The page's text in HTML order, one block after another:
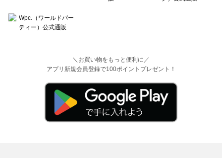
＼お買い物をもっと便利に／
アプリ新規会員登録で100ポイントプレゼント！